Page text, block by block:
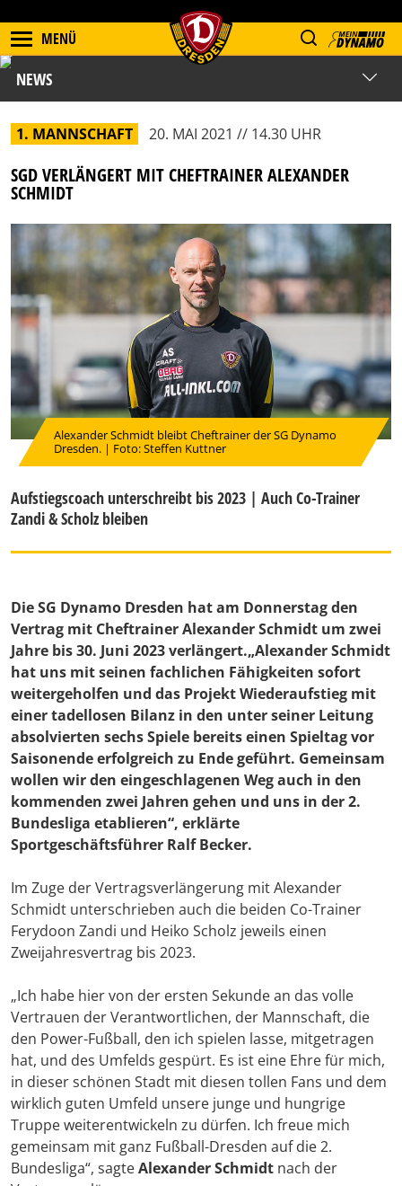
MENÜ
NEWS
1. MANNSCHAFT 20. MAI 2021 // 14.30 UHR
SGD VERLÄNGERT MIT CHEFTRAINER ALEXANDER
SCHMIDT
Alexander Schmidt bleibt Cheftrainer der SG Dynamo
Dresden. | Foto: Steffen Kuttner
Aufstiegscoach unterschreibt bis 2023 | Auch Co-Trainer
Zandi & Scholz bleiben
Die SG Dynamo Dresden hat am Donnerstag den
Vertrag mit Cheftrainer Alexander Schmidt um zwei
Jahre bis 30. Juni 2023 verlängert.„Alexander Schmidt
hat uns mit seinen fachlichen Fähigkeiten sofort
weitergeholfen und das Projekt Wiederaufstieg mit
einer tadellosen Bilanz in den unter seiner Leitung
absolvierten sechs Spiele bereits einen Spieltag vor
Saisonende erfolgreich zu Ende geführt. Gemeinsam
wollen wir den eingeschlagenen Weg auch in den
kommenden zwei Jahren gehen und uns in der 2.
Bundesliga etablieren“, erklärte
Sportgeschäftsführer Ralf Becker.
Im Zuge der Vertragsverlängerung mit Alexander
Schmidt unterschrieben auch die beiden Co-Trainer
Ferydoon Zandi und Heiko Scholz jeweils einen
Zweijahresvertrag bis 2023.
„Ich habe hier von der ersten Sekunde an das volle
Vertrauen der Verantwortlichen, der Mannschaft, die
den Power-Fußball, den ich spielen lasse, mitgetragen
hat, und des Umfelds gespürt. Es ist eine Ehre für mich,
in dieser schönen Stadt mit diesen tollen Fans und dem
wirklich guten Umfeld unsere junge und hungrige
Truppe weiterentwickeln zu dürfen. Ich freue mich
gemeinsam mit ganz Fußball-Dresden auf die 2.
Bundesliga“, sagteAlexander Schmidt nach der